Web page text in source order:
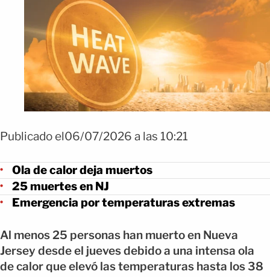
Publicado el06/07/2026 a las 10:21
Ola de calor deja muertos
25 muertes en NJ
Emergencia por temperaturas extremas
Al menos 25 personas han muerto en Nueva
Jersey desde el jueves debido a una intensa ola
de calor que elevó las temperaturas hasta los 38